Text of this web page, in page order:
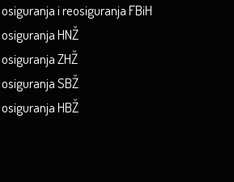
i reosiguranja FBiH
HNŽ
ZHŽ
SBŽ
HBŽ